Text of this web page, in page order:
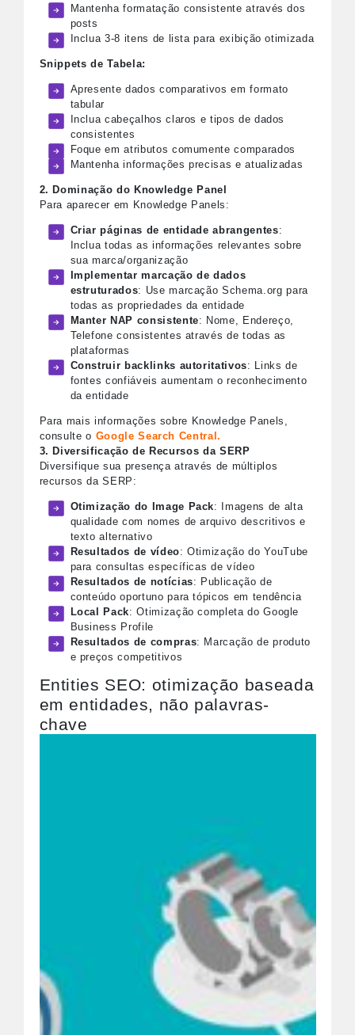
Mantenha formatação consistente através dos
posts
Inclua 3-8 itens de lista para exibição otimizada
Snippets de Tabela:
Apresente dados comparativos em formato
tabular
Inclua cabeçalhos claros e tipos de dados
consistentes
Foque em atributos comumente comparados
Mantenha informações precisas e atualizadas
2. Dominação do Knowledge Panel
Para aparecer em Knowledge Panels:
Criar páginas de entidade abrangentes:
Inclua todas as informações relevantes sobre
sua marca/organização
Implementar marcação de dados
estruturados: Use marcação Schema.org para
todas as propriedades da entidade
Manter NAP consistente: Nome, Endereço,
Telefone consistentes através de todas as
plataformas
Construir backlinks autoritativos: Links de
fontes confiáveis aumentam o reconhecimento
da entidade
Para mais informações sobre Knowledge Panels,
consulte o Google Search Central.
3. Diversificação de Recursos da SERP
Diversifique sua presença através de múltiplos
recursos da SERP:
Otimização do Image Pack: Imagens de alta
qualidade com nomes de arquivo descritivos e
texto alternativo
Resultados de vídeo: Otimização do YouTube
para consultas específicas de vídeo
Resultados de notícias: Publicação de
conteúdo oportuno para tópicos em tendência
Local Pack: Otimização completa do Google
Business Profile
Resultados de compras: Marcação de produto
e preços competitivos
Entities SEO: otimização baseada
em entidades, não palavras-
chave